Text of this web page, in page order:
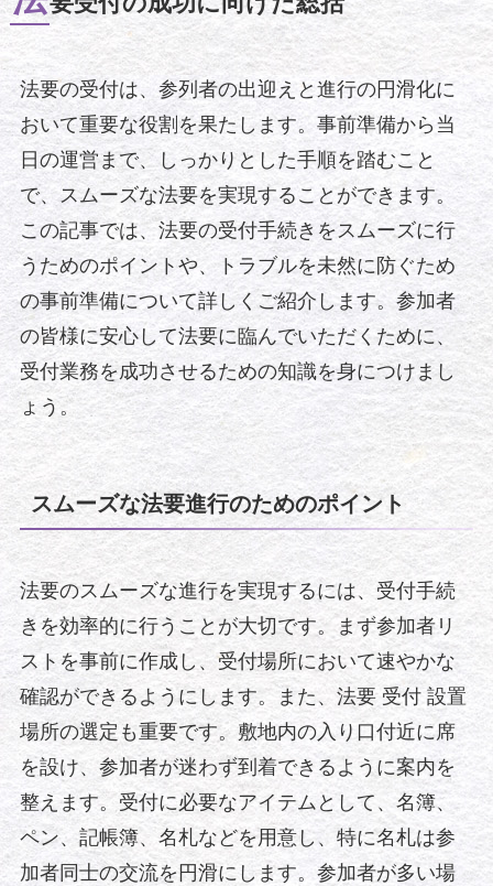
法要の受付は、参列者の出迎えと進行の円滑化に
おいて重要な役割を果たします。事前準備から当
日の運営まで、しっかりとした手順を踏むこと
で、スムーズな法要を実現することができます。
この記事では、法要の受付手続きをスムーズに行
うためのポイントや、トラブルを未然に防ぐため
の事前準備について詳しくご紹介します。参加者
の皆様に安心して法要に臨んでいただくために、
受付業務を成功させるための知識を身につけまし
ょう。
スムーズな法要進行のためのポイント
法要のスムーズな進行を実現するには、受付手続
きを効率的に行うことが大切です。まず参加者リ
ストを事前に作成し、受付場所において速やかな
確認ができるようにします。また、法要 受付 設置
場所の選定も重要です。敷地内の入り口付近に席
を設け、参加者が迷わず到着できるように案内を
整えます。受付に必要なアイテムとして、名簿、
ペン、記帳簿、名札などを用意し、特に名札は参
加者同士の交流を円滑にします。参加者が多い場